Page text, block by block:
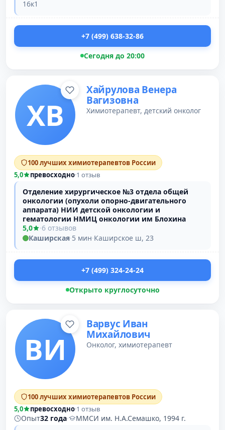
16к1
+7 (499) 638-32-86
Сегодня до 20:00
ХВ
Хайрулова Венера
Вагизовна
Химиотерапевт, детский онколог
100 лучших химиотерапевтов России
5,0
превосходно·1 отзыв
Отделение хирургическое №3 отдела общей
онкологии (опухоли опорно-двигательного
аппарата) НИИ детской онкологии и
гематологии НМИЦ онкологии им Блохина
5,0
·6 отзывов
Каширская·5 мин·Каширское ш, 23
+7 (499) 324-24-24
Открыто круглосуточно
ВИ
Варвус Иван
Михайлович
Онколог, химиотерапевт
100 лучших химиотерапевтов России
5,0
превосходно·1 отзыв
Опыт32 года·
ММСИ им. Н.А.Семашко, 1994 г.